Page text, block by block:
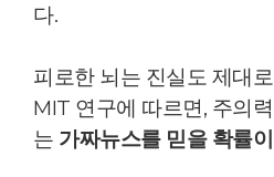
다.
피로한 뇌는 진실도 제대
MIT 연구에 따르면, 주의
는 가짜뉴스를 믿을 확률